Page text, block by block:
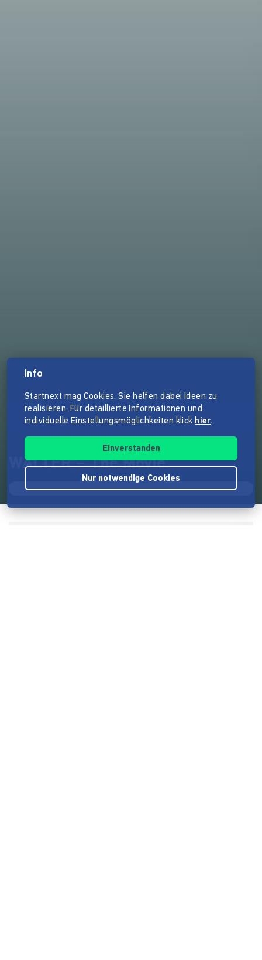
WALTER – The Movie
Info
Startnext mag Cookies. Sie helfen dabei Ideen zu
realisieren. Für detaillierte Informationen und
individuelle Einstellungsmöglichkeiten klick hier.
Einverstanden
Nur notwendige Cookies